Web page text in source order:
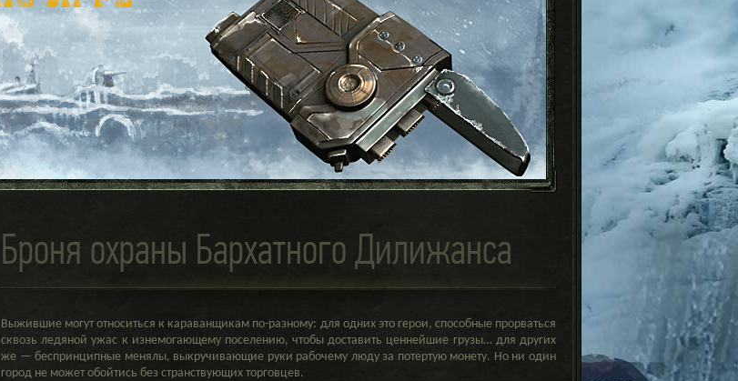
Броня охраны Бархатного Дилижанса
Выжившие могут относиться к караванщикам по-разному: для одних это герои, способные прорваться
сквозь ледяной ужас к изнемогающему поселению, чтобы доставить ценнейшие грузы… для других
же — беспринципные менялы, выкручивающие руки рабочему люду за потертую монету. Но ни один
город не может обойтись без странствующих торговцев.